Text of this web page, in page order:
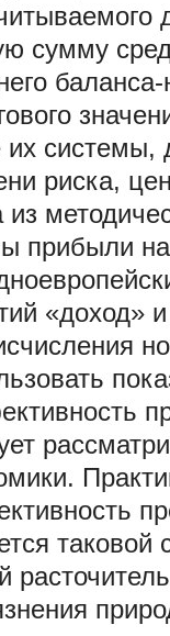
сумму
их системы,
риска,
прибыли на
«доход»
таковой